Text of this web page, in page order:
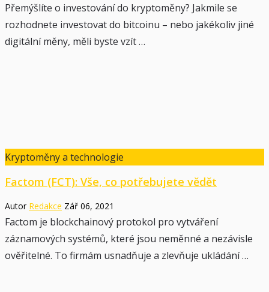
Přemýšlíte o investování do kryptoměny? Jakmile se
rozhodnete investovat do bitcoinu – nebo jakékoliv jiné
digitální měny, měli byste vzít …
Kryptoměny a technologie
Factom (FCT): Vše, co potřebujete vědět
Autor Redakce Zář 06, 2021
Factom je blockchainový protokol pro vytváření
záznamových systémů, které jsou neměnné a nezávisle
ověřitelné. To firmám usnadňuje a zlevňuje ukládání …